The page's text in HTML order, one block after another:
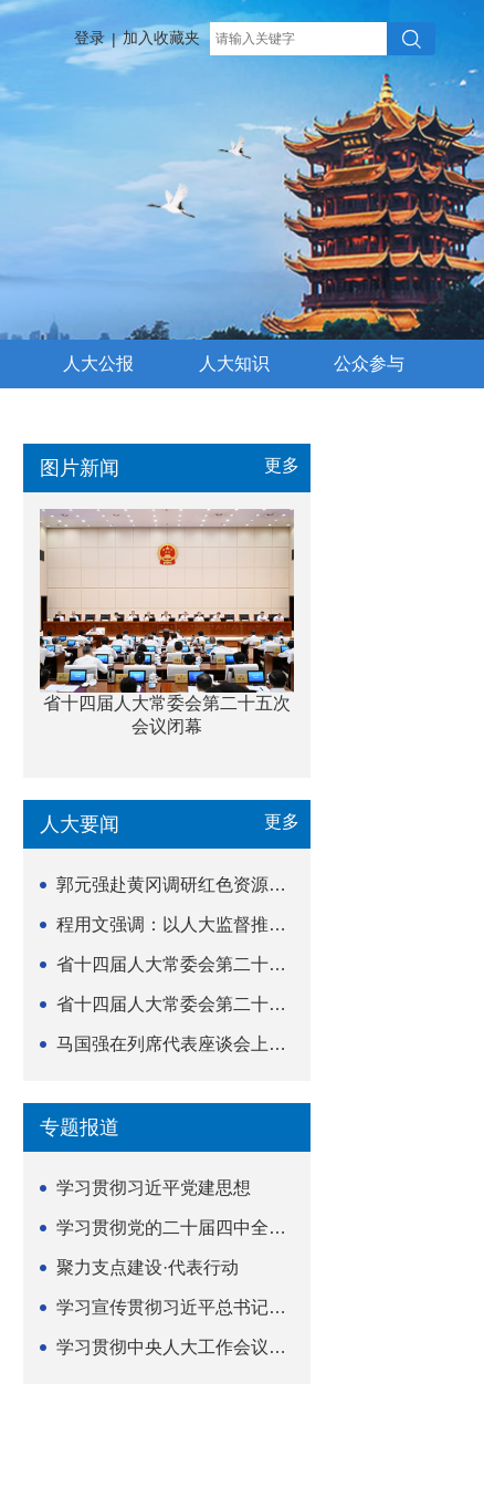
登录 | 加入收藏夹
人大公报 人大知识 公众参与
图片新闻 更多
省十四届人大常委会第二十五次
会议闭幕
人大要闻 更多
郭元强赴黄冈调研红色资源保护传承立法等工作
程用文强调：以人大监督推动科技金融高质量发展
省十四届人大常委会第二十五次会议闭幕
省十四届人大常委会第二十五次会议举行
马国强在列席代表座谈会上强调 以精准履职筑牢荆楚...
专题报道
学习贯彻习近平党建思想
学习贯彻党的二十届四中全会精神
聚力支点建设·代表行动
学习宣传贯彻习近平总书记关于坚持
学习贯彻中央人大工作会议精神